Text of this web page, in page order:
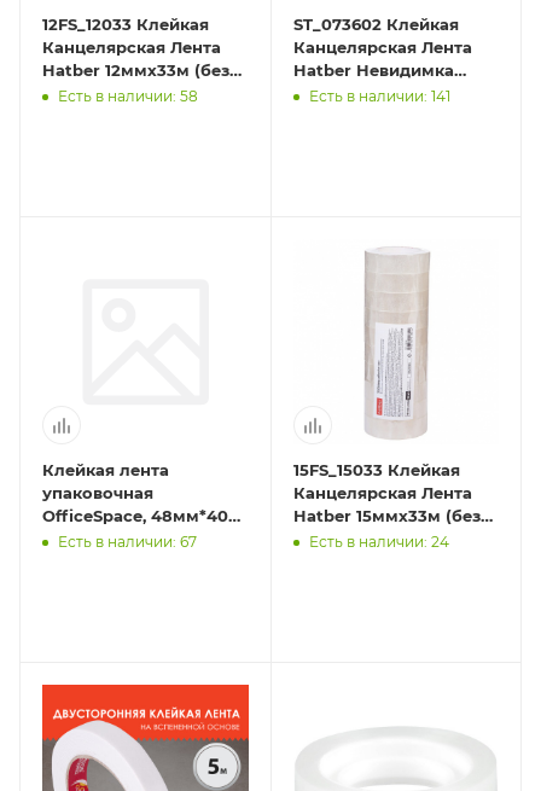
12FS_12033 Клейкая
Канцелярская Лента
Hatber 12ммх33м (без
штрихкода)
Есть в наличии: 58
ST_073602 Клейкая
Канцелярская Лента
Hatber Невидимка
матовая 18ммх33м в
Есть в наличии: 141
Клейкая лента
упаковочная
OfficeSpace, 48мм*40м,
45мкм, красная, ШК
Есть в наличии: 67
15FS_15033 Клейкая
Канцелярская Лента
Hatber 15ммх33м (без
штрихкода)
Есть в наличии: 24